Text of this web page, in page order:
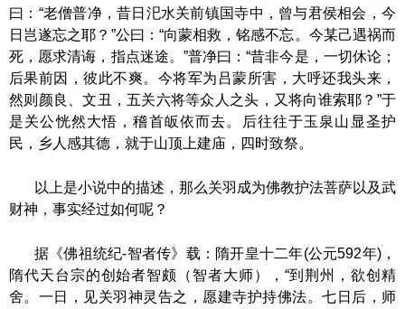
曰：“老僧普净，昔日汜水关前镇国寺中，曾与君侯相会，今
日岂遂忘之耶？”公曰：“向蒙相救，铭感不忘。今某己遇祸而
死，愿求清诲，指点迷途。”普净曰：“昔非今是，一切休论；
后果前因，彼此不爽。今将军为吕蒙所害，大呼还我头来，
然则颜良、文丑，五关六将等众人之头，又将向谁索耶？”于
是关公恍然大悟，稽首皈依而去。后往往于玉泉山显圣护
民，乡人感其德，就于山顶上建庙，四时致祭。
以上是小说中的描述，那么关羽成为佛教护法菩萨以及武
财神，事实经过如何呢？
据《佛祖统纪-智者传》载： 隋开皇十二年(公元592年)，
隋代天台宗的创始者智颇（智者大师），“到荆州，欲创精
舍。一日，见关羽神灵告之，愿建寺护持佛法。七日后，师